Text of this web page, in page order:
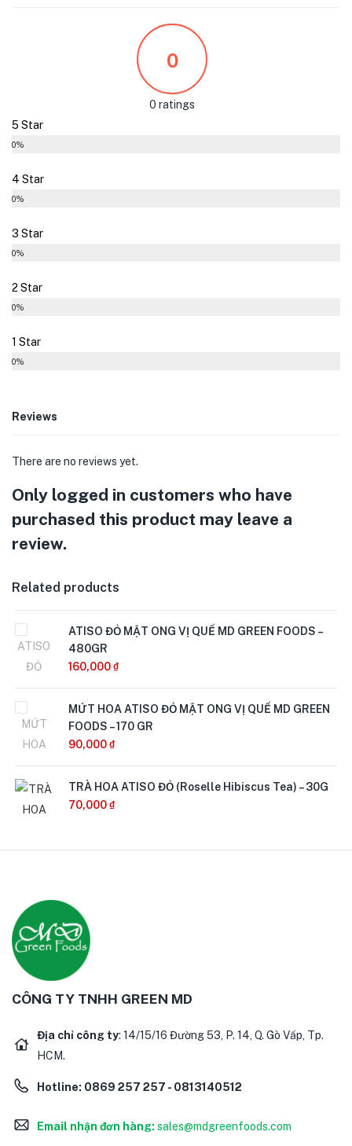
0
0 ratings
5 Star
0%
4 Star
0%
3 Star
0%
2 Star
0%
1 Star
0%
Reviews
There are no reviews yet.
Only logged in customers who have
purchased this product may leave a
review.
Related products
Out of
Stock
ATISO ĐỎ MẬT ONG VỊ QUẾ MD GREEN FOODS –
480GR
160,000₫
MỨT HOA ATISO ĐỎ MẬT ONG VỊ QUẾ MD GREEN
FOODS – 170 GR
90,000₫
TRÀ HOA ATISO ĐỎ (Roselle Hibiscus Tea) – 30G
70,000₫
CÔNG TY TNHH GREEN MD
Địa chỉ công ty: 14/15/16 Đường 53, P. 14, Q. Gò Vấp, Tp.
HCM.
Hotline: 0869 257 257 - 0813140512
Email nhận đơn hàng: sales@mdgreenfoods.com